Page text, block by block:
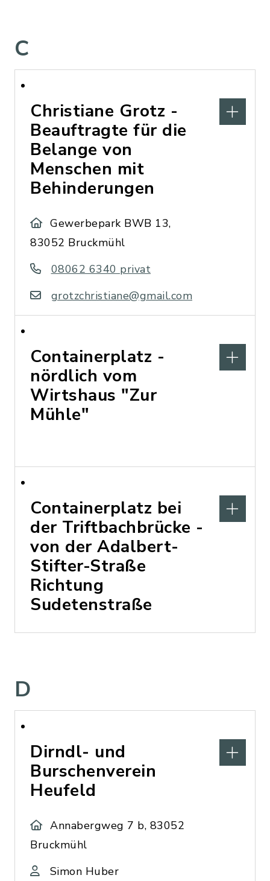
C
Christiane Grotz -
Beauftragte für die
Belange von
Menschen mit
Behinderungen
Gewerbepark BWB 13,
83052 Bruckmühl
08062 6340 privat
grotzchristiane@gmail.com
Containerplatz -
nördlich vom
Wirtshaus "Zur
Mühle"
Containerplatz bei
der Triftbachbrücke -
von der Adalbert-
Stifter-Straße
Richtung
Sudetenstraße
D
Dirndl- und
Burschenverein
Heufeld
Annabergweg 7 b, 83052
Bruckmühl
Simon Huber